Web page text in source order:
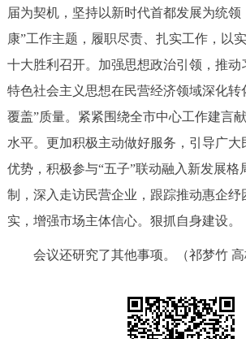
DEUTSCH FRANÇAIS
届为契机，坚持以新时代首都发展为统领
康”工作主题，履职尽责、扎实工作，以
十大胜利召开。加强思想政治引领，推动
特色社会主义思想在民营经济领域深化转
覆盖”质量。紧紧围绕全市中心工作建言
水平。更加积极主动做好服务，引导广大
优势，积极参与“五子”联动融入新发展格
制，深入走访民营企业，跟踪推动惠企纾
实，增强市场主体信心。狠抓自身建设。
会议还研究了其他事项。（祁梦竹 高